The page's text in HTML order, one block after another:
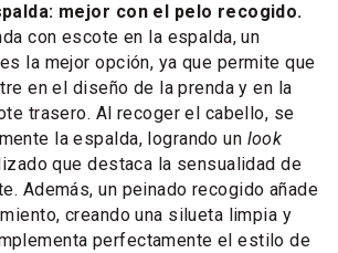
mejor con el pelo recogido.
con escote en la espalda, un
la mejor opción, ya que permite que
en el diseño de la prenda y en la
trasero. Al recoger el cabello, se
la espalda, logrando un look
que destaca la sensualidad de
Además, un peinado recogido añade
creando una silueta limpia y
perfectamente el estilo de